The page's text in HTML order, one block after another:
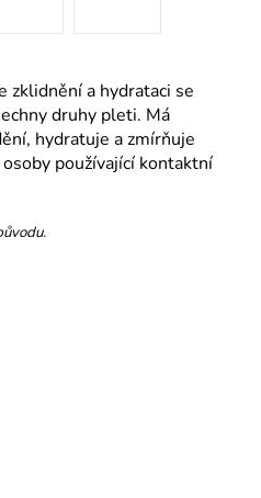
zklidnění a hydrataci se
druhy pleti. Má
hydratuje a zmírňuje
používající kontaktní